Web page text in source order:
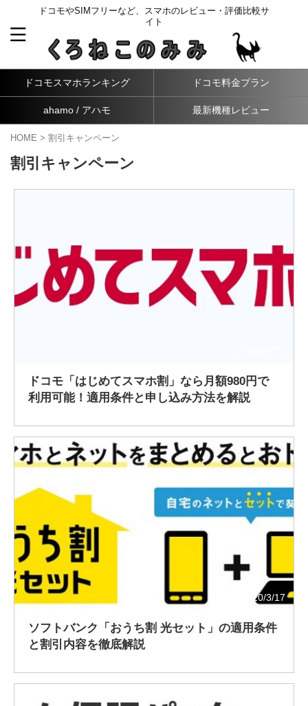
ドコモやSIMフリーなど、スマホのレビュー・評価比較サ
イト
ドコモスマホランキング ドコモ料金プラン
ahamo / アハモ 最新機種レビュー
HOME > 割引キャンペーン
割引キャンペーン
ドコモ「はじめてスマホ割」なら月額980円で
利用可能！適用条件と申し込み方法を解説
2020/3/17
ソフトバンク「おうち割 光セット」の適用条件
と割引内容を徹底解説